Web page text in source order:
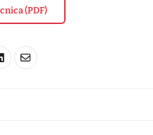
(PDF)